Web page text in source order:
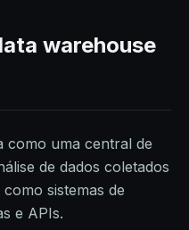
warehouse
como uma central de
de dados coletados
sistemas de
e APIs.